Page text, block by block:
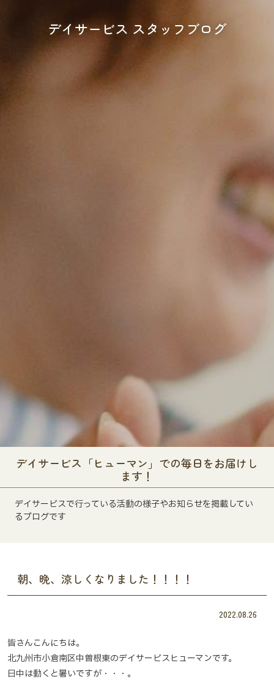
デイサービス スタッフブログ
デイサービス「ヒューマン」での毎日をお届けし
ます！
デイサービスで行っている活動の様子やお知らせを掲載してい
るブログです
朝、晩、涼しくなりました！！！！
2022.08.26
皆さんこんにちは。
北九州市小倉南区中曽根東のデイサービスヒューマンです。
日中は動くと暑いですが・・・。